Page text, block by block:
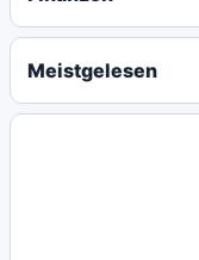
Meistgelesen